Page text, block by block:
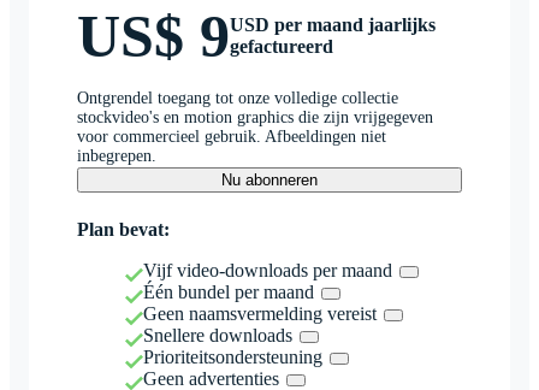
US$ 9USD per maand jaarlijks
gefactureerd
Ontgrendel toegang tot onze volledige collectie
stockvideo's en motion graphics die zijn vrijgegeven
voor commercieel gebruik. Afbeeldingen niet
inbegrepen.
Nu abonneren
Plan bevat:
Vijf video-downloads per maand
Één bundel per maand
Geen naamsvermelding vereist
Snellere downloads
Prioriteitsondersteuning
Geen advertenties